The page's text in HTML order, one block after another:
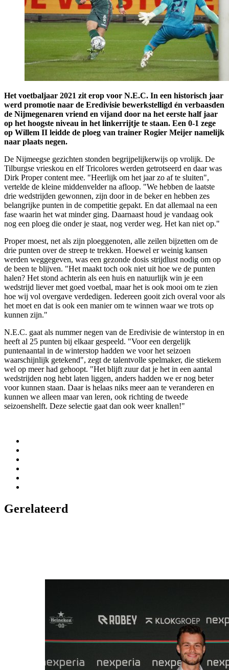
Het voetbaljaar 2021 zit erop voor N.E.C. In een historisch jaar
werd promotie naar de Eredivisie bewerkstelligd én verbaasden
de Nijmegenaren vriend en vijand door na het eerste half jaar
op het hoogste niveau in het linkerrijtje te staan. Een 0-1 zege
op Willem II leidde de ploeg van trainer Rogier Meijer namelijk
naar plaats negen.
De Nijmeegse gezichten stonden begrijpelijkerwijs op vrolijk. De
Tilburgse vrieskou en elf Tricolores werden getrotseerd en daar was
Dirk Proper content mee. "Heerlijk om het jaar zo af te sluiten",
vertelde de kleine middenvelder na afloop. "We hebben de laatste
drie wedstrijden gewonnen, zijn door in de beker en hebben zes
belangrijke punten in de competitie gepakt. En dat allemaal na een
fase waarin het wat minder ging. Daarnaast houd je vandaag ook
nog een ploeg die onder je staat, nog verder weg. Het kan niet op."
Proper moest, net als zijn ploeggenoten, alle zeilen bijzetten om de
drie punten over de streep te trekken. Hoewel er weinig kansen
werden weggegeven, was een gezonde dosis strijdlust nodig om op
de been te blijven. "Het maakt toch ook niet uit hoe we de punten
halen? Het stond achterin als een huis en natuurlijk win je een
wedstrijd liever met goed voetbal, maar het is ook mooi om te zien
hoe wij vol overgave verdedigen. Iedereen gooit zich overal voor als
het moet en dat is ook een manier om te winnen waar we trots op
kunnen zijn."
N.E.C. gaat als nummer negen van de Eredivisie de winterstop in en
heeft al 25 punten bij elkaar gespeeld. "Voor een dergelijk
puntenaantal in de winterstop hadden we voor het seizoen
waarschijnlijk getekend", zegt de talentvolle spelmaker, die stiekem
wel op meer had gehoopt. "Het blijft zuur dat je het in een aantal
wedstrijden nog hebt laten liggen, anders hadden we er nog beter
voor kunnen staan. Daar is helaas niks meer aan te veranderen en
kunnen we alleen maar van leren, ook richting de tweede
seizoenshelft. Deze selectie gaat dan ook weer knallen!"
Gerelateerd